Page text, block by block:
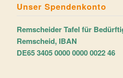
Unser Spendenkonto
Remscheider Tafel für
Remscheid, IBAN
DE65 3405 0000 0000 0022 46